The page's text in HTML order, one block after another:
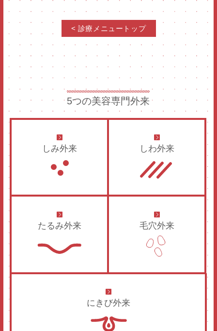
< 診療メニュートップ
5つの美容専門外来
しみ外来 しわ外来
たるみ外来 毛穴外来
にきび外来